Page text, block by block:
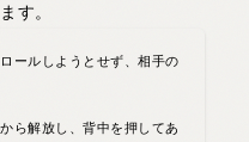
す。
ールしようとせず、相手の
ら解放し、背中を押してあ